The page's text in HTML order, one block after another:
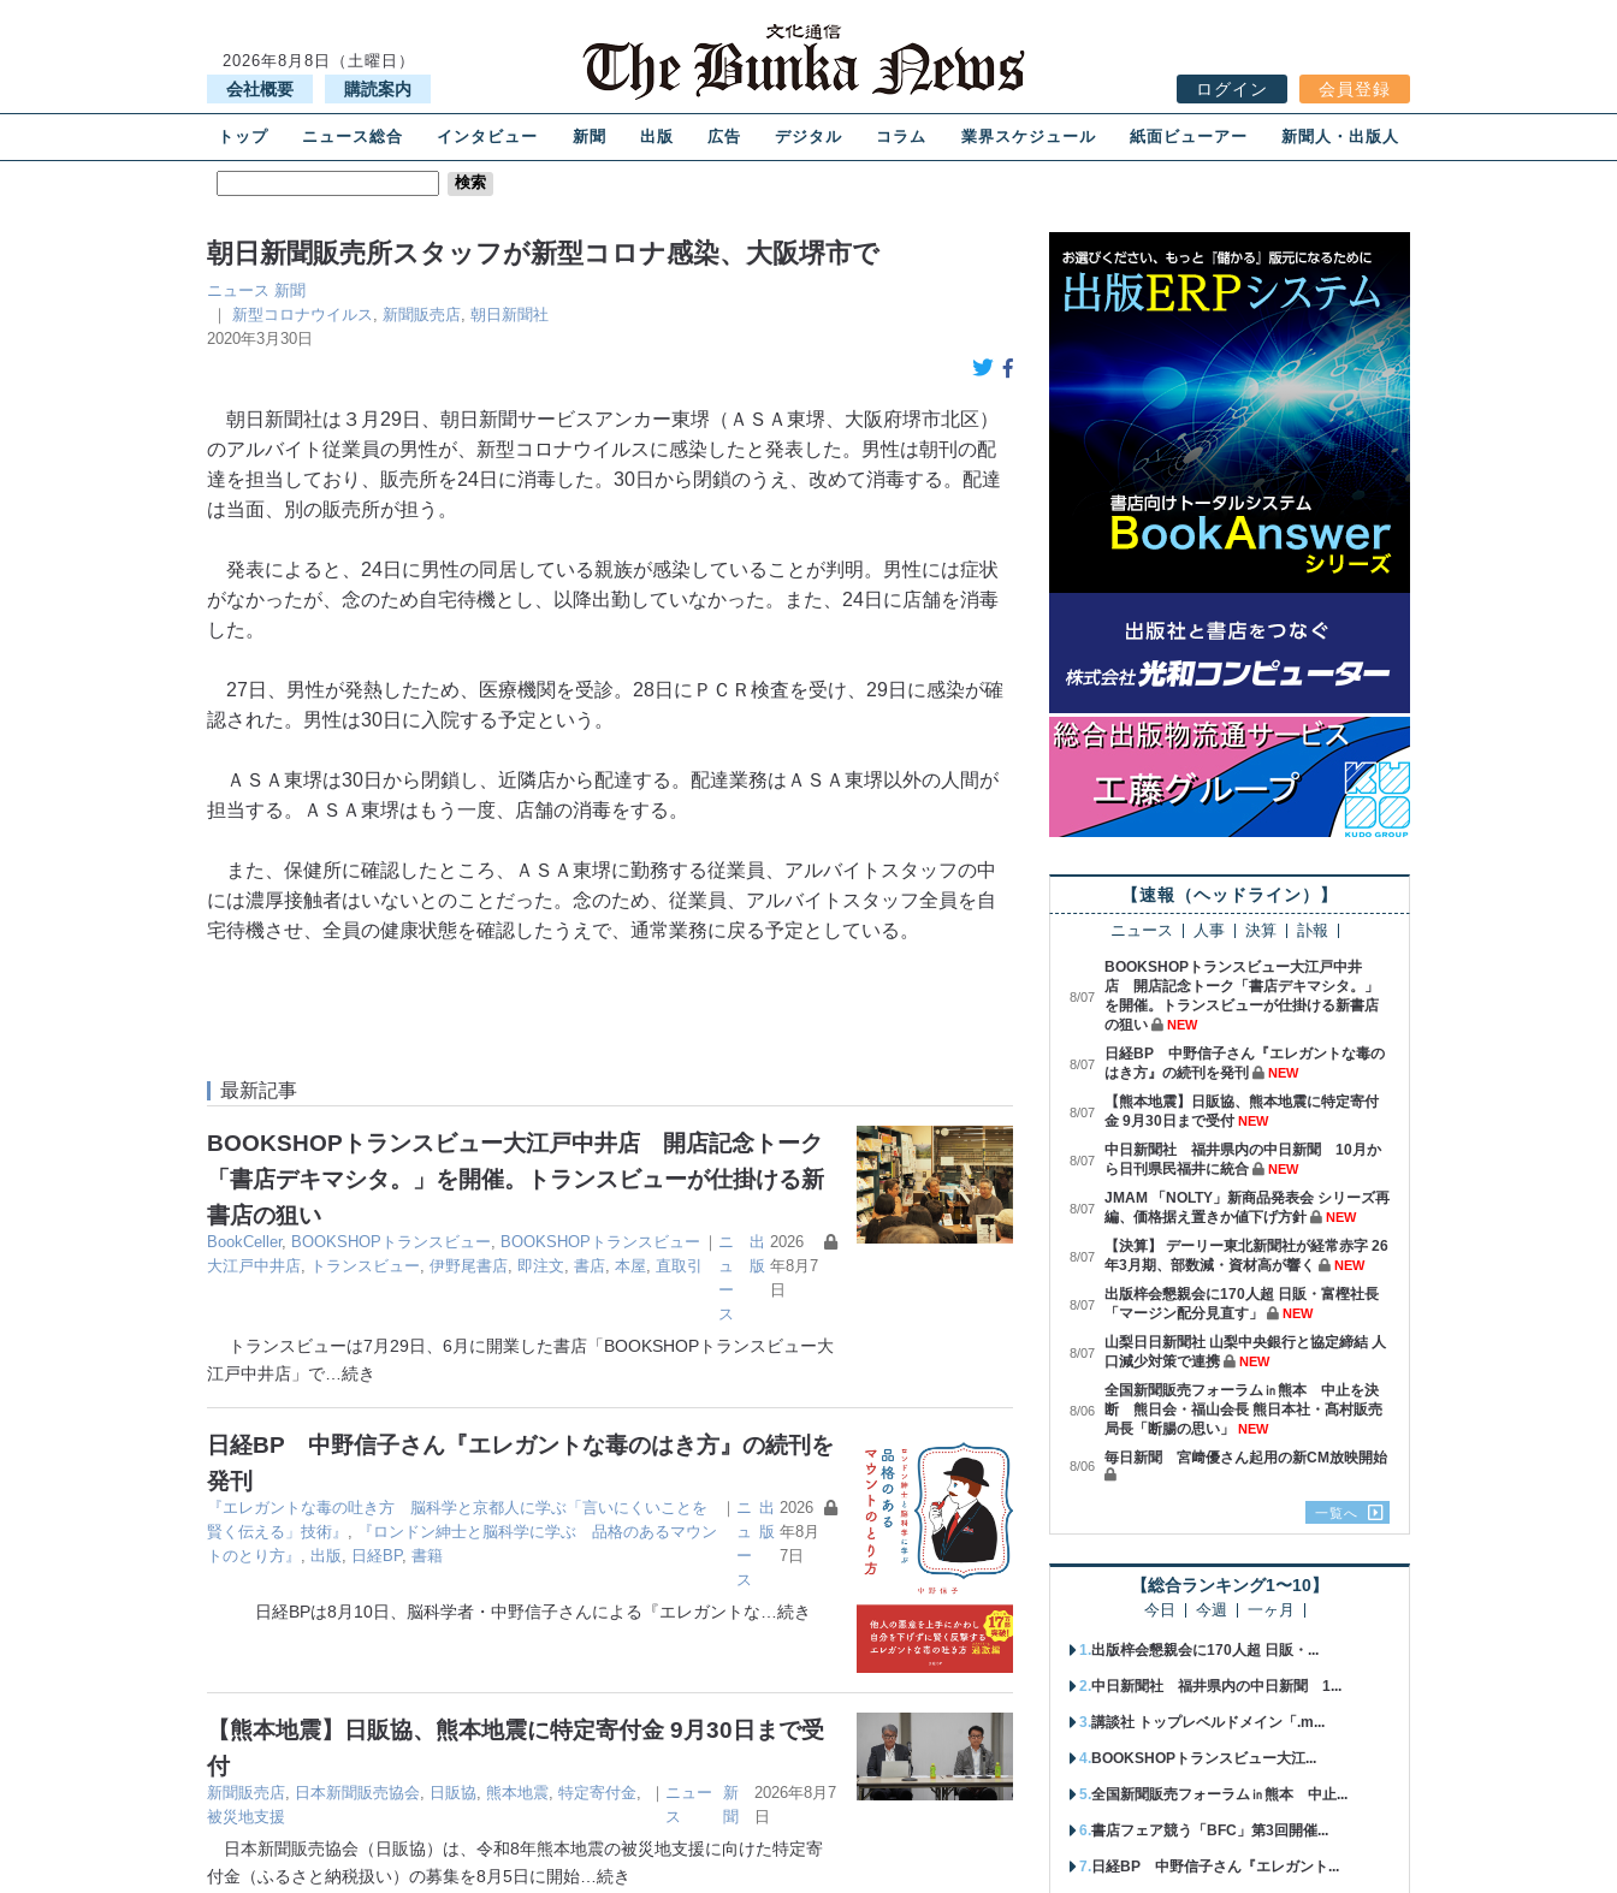
2026年8月8日（土曜日）
会社概要 購読案内 ログイン 会員登録
トップ ニュース総合 インタビュー 新聞 出版 広告 デジタル コラム 業界スケジュール 紙面ビューアー 新聞人・出版人
朝日新聞販売所スタッフが新型コロナ感染、大阪堺市で
ニュース 新聞
｜ 新型コロナウイルス , 新聞販売店, 朝日新聞社
2020年3月30日
朝日新聞社は３月29日、朝日新聞サービスアンカー東堺（ＡＳＡ東堺、大阪府堺市北区）
のアルバイト従業員の男性が、新型コロナウイルスに感染したと発表した。男性は朝刊の配
達を担当しており、販売所を24日に消毒した。30日から閉鎖のうえ、改めて消毒する。配達
は当面、別の販売所が担う。
発表によると、24日に男性の同居している親族が感染していることが判明。男性には症状
がなかったが、念のため自宅待機とし、以降出勤していなかった。また、24日に店舗を消毒
した。
27日、男性が発熱したため、医療機関を受診。28日にＰＣＲ検査を受け、29日に感染が確
認された。男性は30日に入院する予定という。
ＡＳＡ東堺は30日から閉鎖し、近隣店から配達する。配達業務はＡＳＡ東堺以外の人間が
担当する。ＡＳＡ東堺はもう一度、店舗の消毒をする。
また、保健所に確認したところ、ＡＳＡ東堺に勤務する従業員、アルバイトスタッフの中
には濃厚接触者はいないとのことだった。念のため、従業員、アルバイトスタッフ全員を自
宅待機させ、全員の健康状態を確認したうえで、通常業務に戻る予定としている。
最新記事
BOOKSHOPトランスビュー大江戸中井店 開店記念トーク
「書店デキマシタ。」を開催。トランスビューが仕掛ける新
書店の狙い
BookCeller, BOOKSHOPトランスビュー, BOOKSHOPトランスビュー
大江戸中井店, トランスビュー, 伊野尾書店, 即注文, 書店, 本屋, 直取引
｜ ニ
ュ
ー
ス
出
版
2026
年8月7
日
トランスビューは7月29日、6月に開業した書店「BOOKSHOPトランスビュー大
江戸中井店」で …続き
日経BP 中野信子さん『エレガントな毒のはき方』の続刊を
発刊
『エレガントな毒の吐き方 脳科学と京都人に学ぶ「言いにくいことを
賢く伝える」技術』 ,
『ロンドン紳士と脳科学に学ぶ 品格のあるマウン
トのとり方』 , 出版, 日経BP, 書籍
｜ ニ
ュ
ー
ス
出
版
2026
年8月
7日
日経BPは8月10日、脳科学者・中野信子さんによる『エレガントな …続き
【熊本地震】日販協、熊本地震に特定寄付金 9月30日まで受
付
新聞販売店 日本新聞販売協会 日販協 熊本地震 特定寄付金
被災地支援
｜ ニュー
ス
新
聞
2026年8月7
日
日本新聞販売協会（日販協）は、令和8年熊本地震の被災地支援に向けた特定寄
付金（ふるさと納税扱い）の募集を8月5日に開始 …続き
【速報（ヘッドライン）】
ニュース 人事 決算 訃報
8/07
BOOKSHOPトランスビュー大江戸中井
店 開店記念トーク「書店デキマシタ。」
を開催。トランスビューが仕掛ける新書店
の狙い
NEW
8/07
日経BP 中野信子さん『エレガントな毒の
はき方』の続刊を発刊
NEW
8/07
【熊本地震】日販協、熊本地震に特定寄付
金 9月30日まで受付 NEW
8/07
中日新聞社 福井県内の中日新聞 10月か
ら日刊県民福井に統合
NEW
8/07
JMAM 「NOLTY」新商品発表会 シリーズ再
編、価格据え置きか値下げ方針
NEW
8/07
【決算】 デーリー東北新聞社が経常赤字 26
年3月期、部数減・資材高が響く
NEW
8/07
出版梓会懇親会に170人超 日販・富樫社長
「マージン配分見直す」
NEW
8/07
山梨日日新聞社 山梨中央銀行と協定締結 人
口減少対策で連携
NEW
8/06
全国新聞販売フォーラム㏌熊本 中止を決
断 熊日会・福山会長 熊日本社・髙村販売
局長「断腸の思い」
NEW
8/06 毎日新聞 宮﨑優さん起用の新CM放映開始
一覧へ
【総合ランキング1〜10】
今日 今週 一ヶ月
出版梓会懇親会に170人超 日販・...
中日新聞社 福井県内の中日新聞 1...
講談社 トップレベルドメイン「.m...
BOOKSHOPトランスビュー大江...
全国新聞販売フォーラム㏌熊本 中止...
書店フェア競う「BFC」第3回開催...
日経BP 中野信子さん『エレガント...